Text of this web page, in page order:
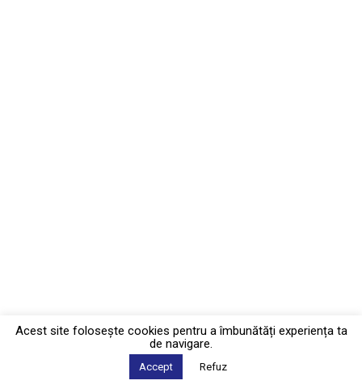
Acest site foloseşte cookies pentru a îmbunătăți experiența ta
de navigare.
Accept Refuz